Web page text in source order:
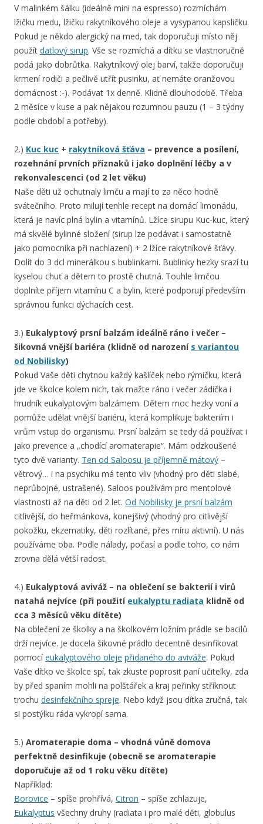
V malinkém šálku (ideálně mini na espresso) rozmíchám
lžičku medu, lžičku rakytníkového oleje a vysypanou kapsličku.
Pokud je někdo alergický na med, tak doporučuji místo něj
použít datlový sirup. Vše se rozmíchá a dítku se vlastnoručně
podá jako dobrůtka. Rakytníkový olej barví, takže doporučuji
krmení rodiči a pečlivě utřít pusinku, ať nemáte oranžovou
domácnost :-). Podávat 1x denně. Klidně dlouhodobě. Třeba
2 měsíce v kuse a pak nějakou rozumnou pauzu (1 – 3 týdny
podle období a potřeby).
2.) Kuc kuc + rakytníková šťáva – prevence a posílení,
rozehnání prvních příznaků i jako doplnění léčby a v
rekonvalescenci (od 2 let věku)
Naše děti už ochutnaly limču a mají to za něco hodně
svátečního. Proto milují tenhle recept na domácí limonádu,
která je navíc plná bylin a vitamínů. Lžíce sirupu Kuc-kuc, který
má skvělé bylinné složení (sirup lze podávat i samostatně
jako pomocníka při nachlazení) + 2 lžíce rakytníkové šťávy.
Dolít do 3 dcl minerálkou s bublinkami. Bublinky hezky srazí tu
kyselou chuť a dětem to prostě chutná. Touhle limčou
doplníte příjem vitamínu C a bylin, které podporují především
správnou funkci dýchacích cest.
3.) Eukalyptový prsní balzám ideálně ráno i večer –
šikovná vnější bariéra (klidně od narození s variantou
od Nobilisky)
Pokud Vaše děti chytnou každý kašlíček nebo rýmičku, která
jde ve školce kolem nich, tak mažte ráno i večer zádíčka i
hrudník eukalyptovým balzámem. Dětem moc hezky voní a
pomůže udělat vnější bariéru, která komplikuje bakteriím i
virům vstup do organismu. Prsní balzám se tedy dá používat i
jako prevence a „chodící aromaterapie“. Mám odzkoušené
tyto dvě varianty. Ten od Saloosu je příjemně mátový –
větrový… i na psychiku má tento vliv (vhodný pro děti slabé,
neprůbojné, ustrašené). Saloos používám pro mentolové
vlastnosti až na děti od 2 let. Od Nobilisky je prsní balzám
citlivější, do heřmánkova, konejšivý (vhodný pro citlivější
pokožku, ekzematiky, děti rozlítané, přes míru aktivní). U nás
používáme oba. Podle nálady, počasí a podle toho, co nám
zrovna dělá větší radost.
4.) Eukalyptová aviváž – na oblečení se bakterií i virů
natahá nejvíce (při použití eukalyptu radiata klidně od
cca 3 měsíců věku dítěte)
Na oblečení ze školky a na školkovém ložním prádle se bacilů
drží nejvíce. Je docela šikovné prádlo decentně desinfikovat
pomocíeukalyptového oleje přidaného do aviváže. Pokud
Vaše dítko ve školce spí, tak zkuste poprosit paní učitelky, zda
by před spaním mohli na polštářek a kraj peřinky stříknout
trochu desinfekčního spreje. Nebo když jsou dítka zručná, tak
si postýlku ráda vykropí sama.
5.) Aromaterapie doma – vhodná vůně domova
perfektně desinfikuje (obecně se aromaterapie
doporučuje až od 1 roku věku dítěte)
Například:
Borovice – spíše prohřívá, Citron – spíše zchlazuje,
Eukalyptus všechny druhy (radiata i pro malé děti, globulus